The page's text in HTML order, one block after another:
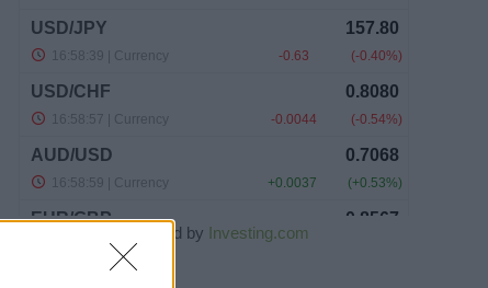
Powered by Investing.com